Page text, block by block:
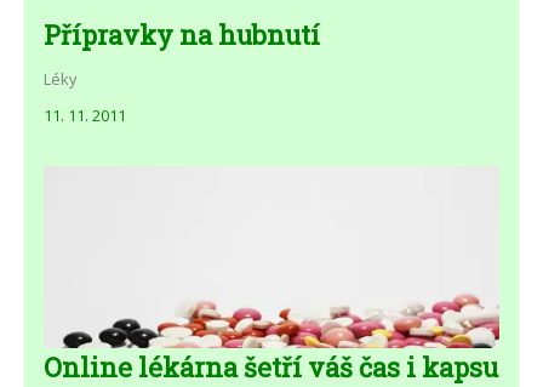
Přípravky na hubnutí
Léky
11. 11. 2011
Online lékárna šetří váš čas i kapsu